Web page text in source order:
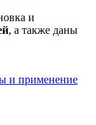
и
, а также даны
и применение